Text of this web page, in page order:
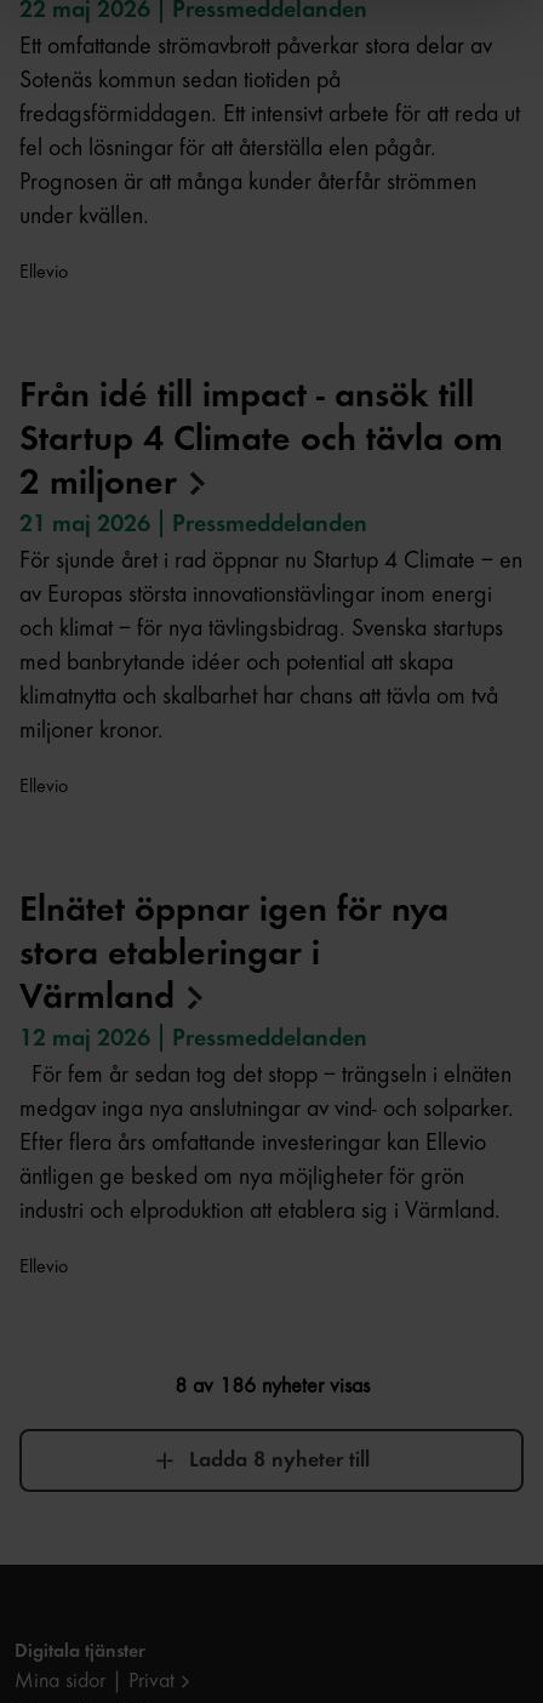
Du kan när som helst återkalla ditt samtycke genom att
klicka på Hantera kakor i slutet av varje sida.
22 maj 2026
Pressmeddelanden
Ett omfattande strömavbrott påverkar stora delar av
Sotenäs kommun sedan tiotiden på
fredagsförmiddagen. Ett intensivt arbete för att reda ut
fel och lösningar för att återställa elen pågår.
Prognosen är att många kunder återfår strömmen
under kvällen.
Ellevio
Från idé till impact - ansök till
Startup 4 Climate och tävla om
2 miljoner
21 maj 2026
Pressmeddelanden
För sjunde året i rad öppnar nu Startup 4 Climate – en
av Europas största innovationstävlingar inom energi
och klimat – för nya tävlingsbidrag. Svenska startups
med banbrytande idéer och potential att skapa
klimatnytta och skalbarhet har chans att tävla om två
miljoner kronor.
Ellevio
Elnätet öppnar igen för nya
stora etableringar i
Värmland
12 maj 2026
Pressmeddelanden
För fem år sedan tog det stopp – trängseln i elnäten
medgav inga nya anslutningar av vind- och solparker.
Efter flera års omfattande investeringar kan Ellevio
äntligen ge besked om nya möjligheter för grön
industri och elproduktion att etablera sig i Värmland.
Ellevio
8 av 186 nyheter visas
Ladda 8 nyheter till
Digitala tjänster
Mina sidor | Privat